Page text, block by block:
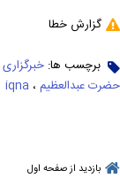
گزارش خطا
برچسب ها:
حضرت عبدالعظیم ، iqna
بازدید از صفحه اول